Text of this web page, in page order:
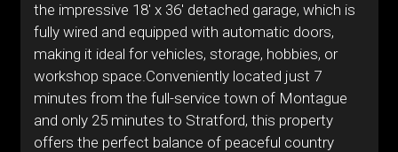
the impressive 18' x 36' detached garage, which is
fully wired and equipped with automatic doors,
making it ideal for vehicles, storage, hobbies, or
workshop space.Conveniently located just 7
minutes from the full-service town of Montague
and only 25 minutes to Stratford, this property
offers the perfect balance of peaceful country